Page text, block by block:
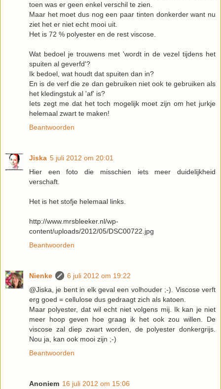
toen was er geen enkel verschil te zien.
Maar het moet dus nog een paar tinten donkerder want nu
ziet het er niet echt mooi uit.
Het is 72 % polyester en de rest viscose.
Wat bedoel je trouwens met 'wordt in de vezel tijdens het
spuiten al geverfd'?
Ik bedoel, wat houdt dat spuiten dan in?
En is de verf die ze dan gebruiken niet ook te gebruiken als
het kledingstuk al 'af' is?
Iets zegt me dat het toch mogelijk moet zijn om het jurkje
helemaal zwart te maken!
Beantwoorden
Jiska 5 juli 2012 om 20:01
Hier een foto die misschien iets meer duidelijkheid
verschaft.
Het is het stofje helemaal links.
http://www.mrsbleeker.nl/wp-
content/uploads/2012/05/DSC00722.jpg
Beantwoorden
Nienke
6 juli 2012 om 19:22
@Jiska, je bent in elk geval een volhouder ;-). Viscose verft
erg goed = cellulose dus gedraagt zich als katoen.
Maar polyester, dat wil echt niet volgens mij. Ik kan je niet
meer hoop geven hoe graag ik het ook zou willen. De
viscose zal diep zwart worden, de polyester donkergrijs.
Nou ja, kan ook mooi zijn ;-)
Beantwoorden
Anoniem 16 juli 2012 om 15:06